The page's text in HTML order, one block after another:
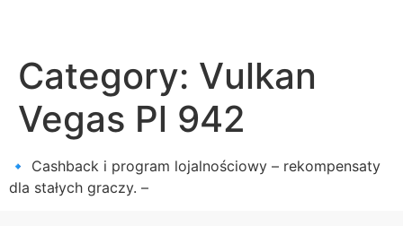
Category: Vulkan
Vegas Pl 942
🔹 Cashback i program lojalnościowy – rekompensaty
dla stałych graczy. –